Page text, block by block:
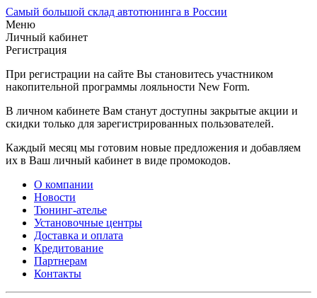
Самый большой склад автотюнинга в России
Меню
Личный кабинет
Регистрация
При регистрации на сайте Вы становитесь участником
накопительной программы лояльности New Form.
В личном кабинете Вам станут доступны закрытые акции и
скидки только для зарегистрированных пользователей.
Каждый месяц мы готовим новые предложения и добавляем
их в Ваш личный кабинет в виде промокодов.
О компании
Новости
Тюнинг-ателье
Установочные центры
Доставка и оплата
Кредитование
Партнерам
Контакты